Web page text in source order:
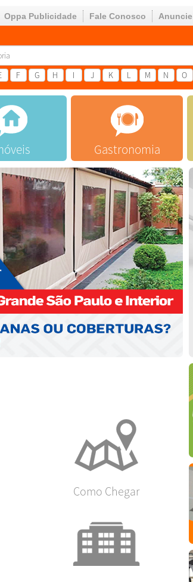
Oppa Publicidade Fale Conosco Anuncie
F G H I J K L M N O
Gastronomia
Como Chegar